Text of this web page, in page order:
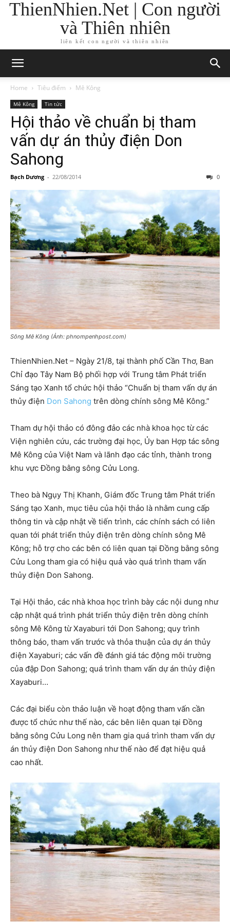
ThienNhien.Net | Con người
và Thiên nhiên
liên kết con người và thiên nhiên
Home Tiêu điểm Mê Kông
Mê Kông Tin tức
Hội thảo về chuẩn bị tham
vấn dự án thủy điện Don
Sahong
Bạch Dương - 22/08/2014 0
Sông Mê Kông (Ảnh: phnompenhpost.com)
ThienNhien.Net – Ngày 21/8, tại thành phố Cần Thơ, Ban
Chỉ đạo Tây Nam Bộ phối hợp với Trung tâm Phát triển
Sáng tạo Xanh tổ chức hội thảo “Chuẩn bị tham vấn dự án
thủy điện Don Sahong trên dòng chính sông Mê Kông.”
Tham dự hội thảo có đông đảo các nhà khoa học từ các
Viện nghiên cứu, các trường đại học, Ủy ban Hợp tác sông
Mê Kông của Việt Nam và lãnh đạo các tỉnh, thành trong
khu vực Đồng bằng sông Cửu Long.
Theo bà Ngụy Thị Khanh, Giám đốc Trung tâm Phát triển
Sáng tạo Xanh, mục tiêu của hội thảo là nhằm cung cấp
thông tin và cập nhật về tiến trình, các chính sách có liên
quan tới phát triển thủy điện trên dòng chính sông Mê
Kông; hỗ trợ cho các bên có liên quan tại Đồng bằng sông
Cửu Long tham gia có hiệu quả vào quá trình tham vấn
thủy điện Don Sahong.
Tại Hội thảo, các nhà khoa học trình bày các nội dung như
cập nhật quá trình phát triển thủy điện trên dòng chính
sông Mê Kông từ Xayaburi tới Don Sahong; quy trình
thông báo, tham vấn trước và thỏa thuận của dự án thủy
điện Xayaburi; các vấn đề đánh giá tác động môi trường
của đập Don Sahong; quá trình tham vấn dự án thủy điện
Xayaburi…
Các đại biểu còn thảo luận về hoạt động tham vấn cần
được tổ chức như thế nào, các bên liên quan tại Đồng
bằng sông Cửu Long nên tham gia quá trình tham vấn dự
án thủy điện Don Sahong như thế nào để đạt hiệu quả
cao nhất.